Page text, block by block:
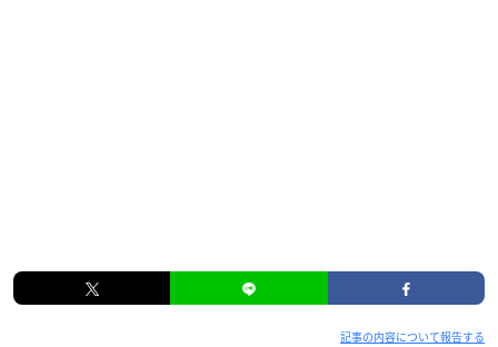
記事の内容について報告する